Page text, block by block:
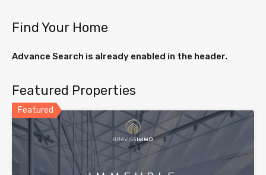
Find Your Home
Advance Search is already enabled in the header.
Featured Properties
Featured